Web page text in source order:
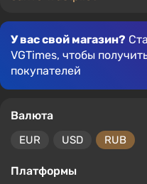
У вас свой магазин?
VGTimes, чтобы
покупателей
Валюта
EUR USD RUB
Платформы